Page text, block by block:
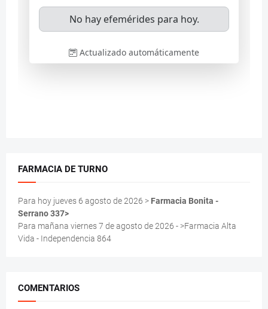
FARMACIA DE TURNO
Para hoy jueves 6 agosto de 2026 > Farmacia Bonita -
Serrano 337>
Para mañana viernes 7 de agosto de 2026 - >Farmacia Alta
Vida - Independencia 864
COMENTARIOS